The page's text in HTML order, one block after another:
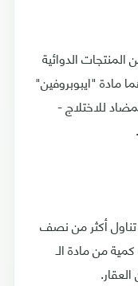
الدوائية
مادة "ايبوبروفين"
للاختلاج -
تناول أكثر من نصف
من مادة الـ